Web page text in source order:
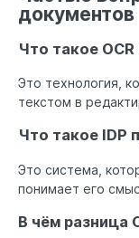
документов
Что такое
Это технология,
текстом в
Что такое IDP
Это система,
понимает его
В чём разница